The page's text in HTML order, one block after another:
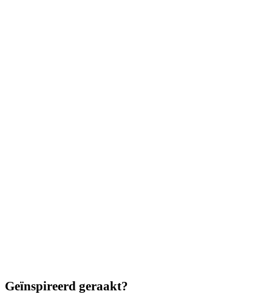
Geïnspireerd geraakt?